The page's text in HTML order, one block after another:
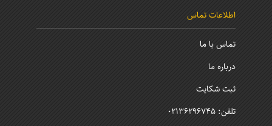
اطلاعات تماس
تماس با ما
درباره ما
ثبت شکایت
تلفن: 02136296745